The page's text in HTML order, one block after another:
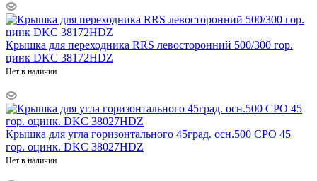
Крышка для переходника RRS левосторонний 500/300 гор.
цинк DKC 38172HDZ
Нет в наличии
Крышка для угла горизонтального 45град. осн.500 CPO 45
гор. оцинк. DKC 38027HDZ
Нет в наличии